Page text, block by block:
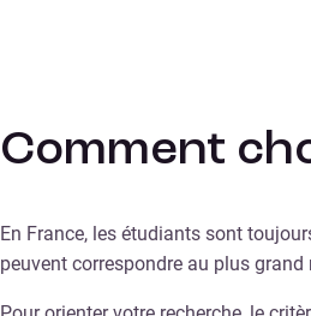
Comment
En France, les étudiants sont
peuvent correspondre au plus